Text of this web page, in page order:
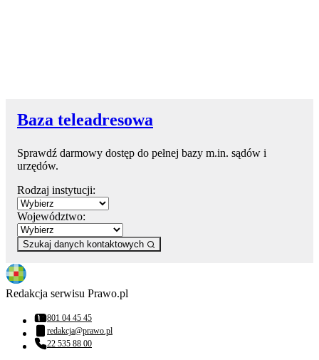
Baza teleadresowa
Sprawdź darmowy dostęp do pełnej bazy m.in. sądów i
urzędów.
Rodzaj instytucji:
Województwo:
Szukaj danych kontaktowych
Redakcja serwisu Prawo.pl
Numer telefonu:
801 04 45 45
Adres email:
redakcja@prawo.pl
Numer telefonu:
22 535 88 00